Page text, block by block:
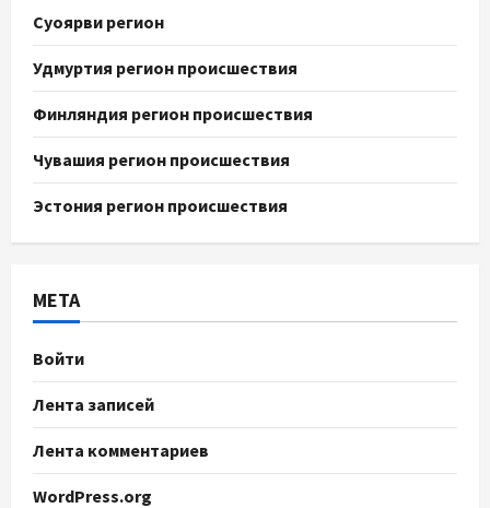
Суоярви регион
Удмуртия регион происшествия
Финляндия регион происшествия
Чувашия регион происшествия
Эстония регион происшествия
МЕТА
Войти
Лента записей
Лента комментариев
WordPress.org